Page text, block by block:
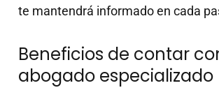
te mantendrá informado en cada
Beneficios de contar
abogado especializado